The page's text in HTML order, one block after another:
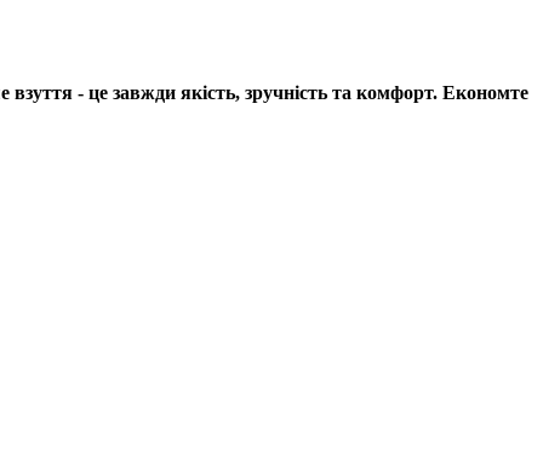
- це завжди якість, зручність та комфорт. Економте